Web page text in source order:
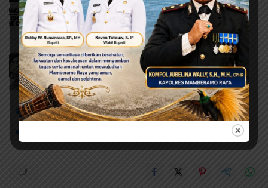
#IbadahSyukur #PestaRakyat
#UMKM
#WalikotaJayapura